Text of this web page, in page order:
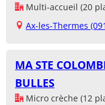
Multi-accueil (20
Ax-les-Thermes
MA STE
BULLES
Micro crèche (12